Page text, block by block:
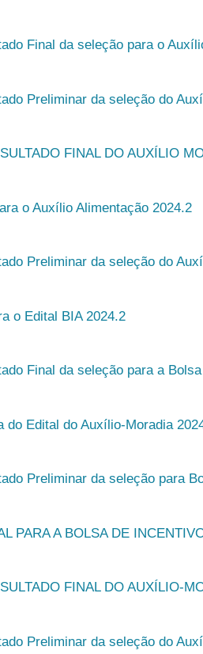
Final da seleção para o
Preliminar da seleção do
FINAL DO AUXÍLIO
o Auxílio Alimentação 2024.2
Preliminar da seleção do
o Edital BIA 2024.2
Final da seleção para a
do Edital do Auxílio-Moradia
Preliminar da seleção para
PARA A BOLSA DE
FINAL DO AUXÍLIO-
Preliminar da seleção do